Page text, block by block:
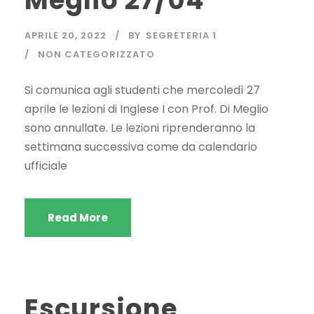
APRILE 20, 2022 BY SEGRETERIA 1
NON CATEGORIZZATO
Si comunica agli studenti che mercoledì 27
aprile le lezioni di Inglese I con Prof. Di Meglio
sono annullate. Le lezioni riprenderanno la
settimana successiva come da calendario
ufficiale
Read More